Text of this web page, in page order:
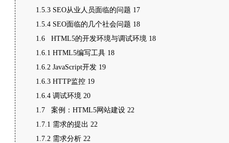
1.5.3 SEO从业人员面临的问题 17
1.5.4 SEO面临的几个社会问题 18
1.6 HTML5的开发环境与调试环境 18
1.6.1 HTML5编写工具 18
1.6.2 JavaScript开发 19
1.6.3 HTTP监控 19
1.6.4 调试环境 20
1.7 案例：HTML5网站建设 22
1.7.1 需求的提出 22
1.7.2 需求分析 22